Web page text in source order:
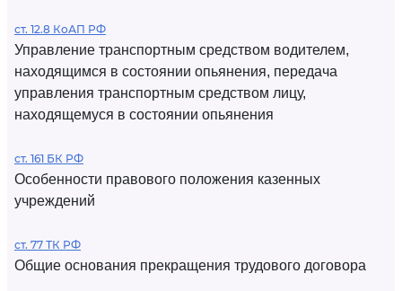
ст. 12.8 КоАП РФ
Управление транспортным средством водителем,
находящимся в состоянии опьянения, передача
управления транспортным средством лицу,
находящемуся в состоянии опьянения
ст. 161 БК РФ
Особенности правового положения казенных
учреждений
ст. 77 ТК РФ
Общие основания прекращения трудового договора